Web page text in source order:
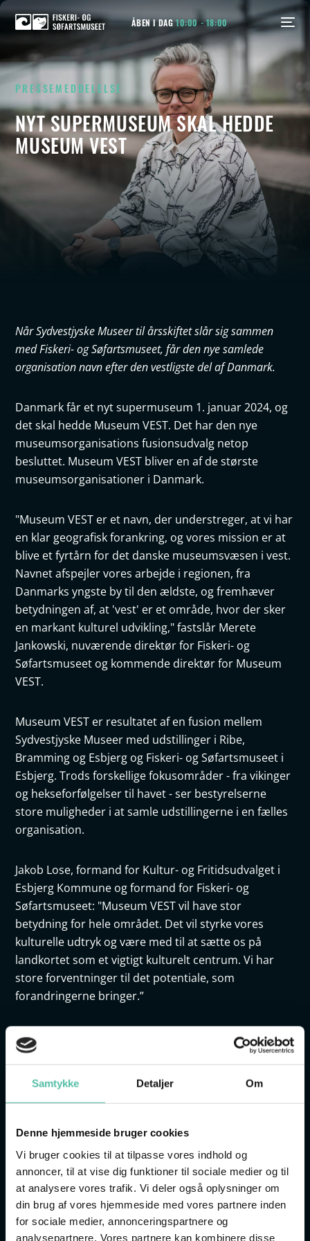
Samtykke Detaljer Om
Denne hjemmeside bruger cookies
Vi bruger cookies til at tilpasse vores indhold og
annoncer, til at vise dig funktioner til sociale medier og til
at analysere vores trafik. Vi deler også oplysninger om
din brug af vores hjemmeside med vores partnere inden
for sociale medier, annonceringspartnere og
analysepartnere. Vores partnere kan kombinere disse
ÅBEN I DAG10:00 - 18:00
PRESSEMEDDELELSE
NYT SUPERMUSEUM SKAL HEDDE
MUSEUM VEST
Når Sydvestjyske Museer til årsskiftet slår sig sammen
med Fiskeri- og Søfartsmuseet, får den nye samlede
organisation navn efter den vestligste del af Danmark.
Danmark får et nyt supermuseum 1. januar 2024, og
det skal hedde Museum VEST. Det har den nye
museumsorganisations fusionsudvalg netop
besluttet. Museum VEST bliver en af de største
museumsorganisationer i Danmark.
"Museum VEST er et navn, der understreger, at vi har
en klar geografisk forankring, og vores mission er at
blive et fyrtårn for det danske museumsvæsen i vest.
Navnet afspejler vores arbejde i regionen, fra
Danmarks yngste by til den ældste, og fremhæver
betydningen af, at 'vest' er et område, hvor der sker
en markant kulturel udvikling," fastslår Merete
Jankowski, nuværende direktør for Fiskeri- og
Søfartsmuseet og kommende direktør for Museum
VEST.
Museum VEST er resultatet af en fusion mellem
Sydvestjyske Museer med udstillinger i Ribe,
Bramming og Esbjerg og Fiskeri- og Søfartsmuseet i
Esbjerg. Trods forskellige fokusområder - fra vikinger
og hekseforfølgelser til havet - ser bestyrelserne
store muligheder i at samle udstillingerne i en fælles
organisation.
Jakob Lose, formand for Kultur- og Fritidsudvalget i
Esbjerg Kommune og formand for Fiskeri- og
Søfartsmuseet: "Museum VEST vil have stor
betydning for hele området. Det vil styrke vores
kulturelle udtryk og være med til at sætte os på
landkortet som et vigtigt kulturelt centrum. Vi har
store forventninger til det potentiale, som
forandringerne bringer.”
"Vores mål er at skabe en stærk og indflydelsesrig
museumsorganisation, der kan formidle vores
publikum," pointerer Lone Saaby, forperson for
Sydvestjyske Museers bestyrelse. "Vi er meget
spændte på at se Museum VEST vokse og udvikle sig i
Samtidigt med navngivningen er
museumsorganisationens første bestyrelse
sammensat, og de mødes for første gang til januar